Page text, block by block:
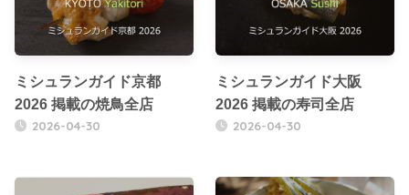
ミシュランガイド京都
2026 掲載の焼鳥全店
2026-04-30
ミシュランガイド大阪
2026 掲載の寿司全店
2026-04-30